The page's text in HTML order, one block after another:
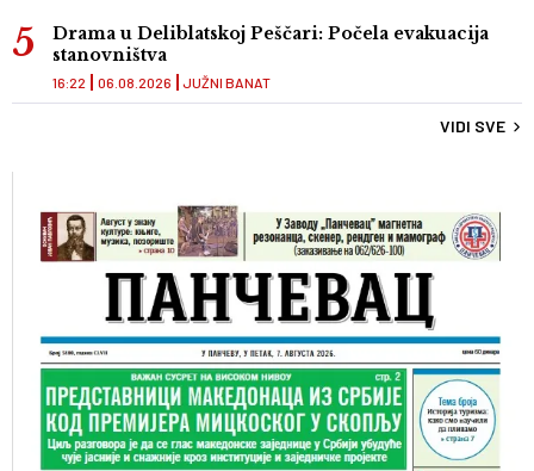
Drama u Deliblatskoj Peščari: Počela evakuacija
stanovništva
JUŽNI BANAT
16:22 06.08.2026
VIDI SVE